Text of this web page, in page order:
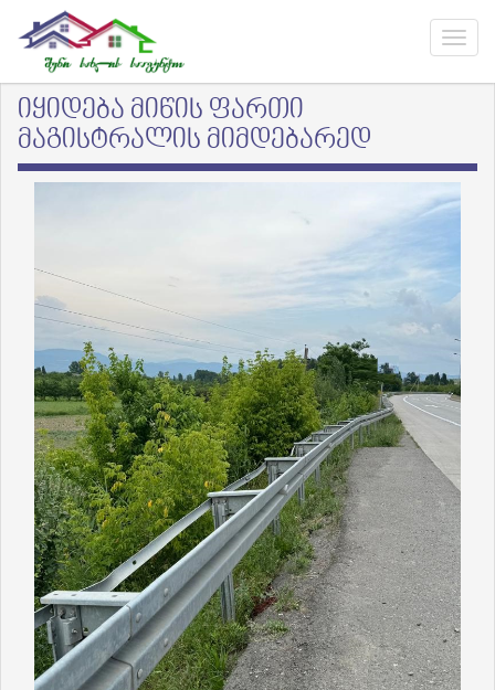
იყიდება მიწის ფართი
მაგისტრალის მიმდებარედ